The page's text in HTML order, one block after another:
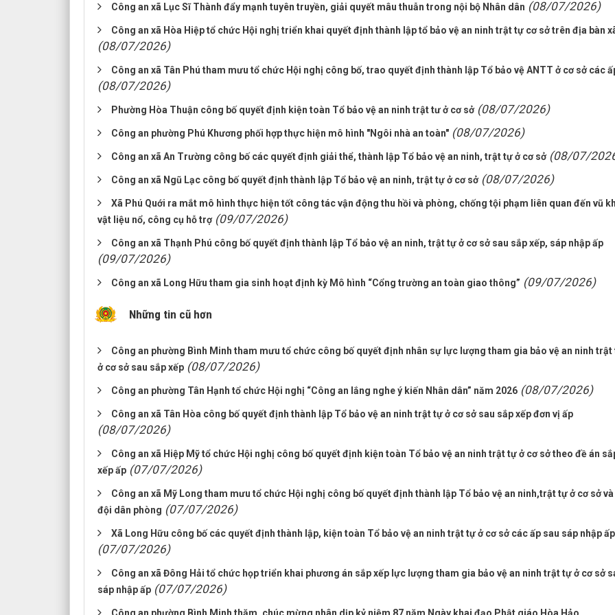
Công an xã Lục Sĩ Thành đẩy mạnh tuyên truyền, giải quyết mâu thuẫn trong nội bộ Nhân dân (08/07/2026)
Công an xã Hòa Hiệp tổ chức Hội nghị triển khai quyết định thành lập tổ bảo vệ an ninh trật tự cơ sở trên địa bàn
(08/07/2026)
Công an xã Tân Phú tham mưu tổ chức Hội nghị công bố, trao quyết định thành lập Tổ bảo vệ ANTT ở cơ sở các
(08/07/2026)
Phường Hòa Thuận công bố quyết định kiện toàn Tổ bảo vệ an ninh trật tư ở cơ sở (08/07/2026)
Công an phường Phú Khương phối hợp thực hiện mô hình "Ngôi nhà an toàn" (08/07/2026)
Công an xã An Trường công bố các quyết định giải thể, thành lập Tổ bảo vệ an ninh, trật tự ở cơ sở (08/07/
Công an xã Ngũ Lạc công bố quyết định thành lập Tổ bảo vệ an ninh, trật tự ở cơ sở (08/07/2026)
Xã Phú Quới ra mắt mô hình thực hiện tốt công tác vận động thu hồi và phòng, chống tội phạm liên quan đến vũ
vật liệu nổ, công cụ hỗ trợ (09/07/2026)
Công an xã Thạnh Phú công bố quyết định thành lập Tổ bảo vệ an ninh, trật tự ở cơ sở sau sắp xếp, sáp nhập ấp
(09/07/2026)
Công an xã Long Hữu tham gia sinh hoạt định kỳ Mô hình “Cổng trường an toàn giao thông” (09/07/2026)
Những tin cũ hơn
Công an phường Bình Minh tham mưu tổ chức công bố quyết định nhân sự lực lượng tham gia bảo vệ an ninh trật
ở cơ sở sau sắp xếp (08/07/2026)
Công an phường Tân Hạnh tổ chức Hội nghị “Công an lắng nghe ý kiến Nhân dân” năm 2026 (08/07/2026)
Công an xã Tân Hòa công bố quyết định thành lập Tổ bảo vệ an ninh trật tự ở cơ sở sau sắp xếp đơn vị ấp
(08/07/2026)
Công an xã Hiệp Mỹ tổ chức Hội nghị công bố quyết định kiện toàn Tổ bảo vệ an ninh trật tự ở cơ sở theo đề án
xếp ấp (07/07/2026)
Công an xã Mỹ Long tham mưu tổ chức Hội nghị công bố quyết định thành lập Tổ bảo vệ an ninh,trật tự ở cơ sở và
đội dân phòng (07/07/2026)
Xã Long Hữu công bố các quyết định thành lập, kiện toàn Tổ bảo vệ an ninh trật tự ở cơ sở các ấp sau sáp nhập ấp
(07/07/2026)
Công an xã Đông Hải tổ chức họp triển khai phương án sắp xếp lực lượng tham gia bảo vệ an ninh trật tự ở cơ sở
sáp nhập ấp (07/07/2026)